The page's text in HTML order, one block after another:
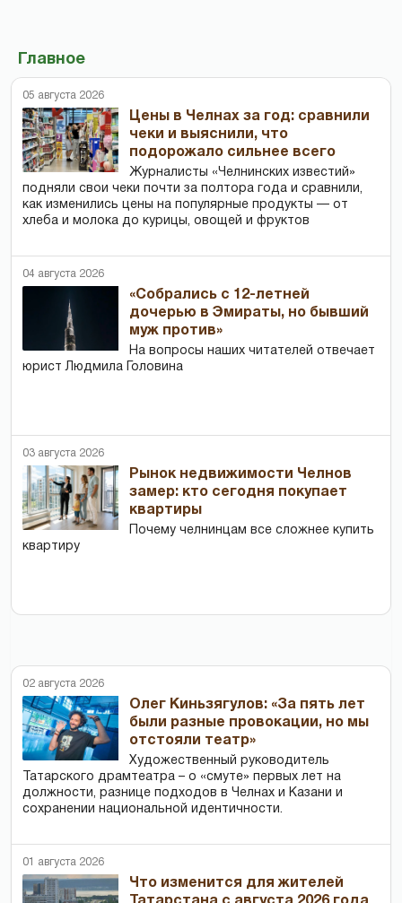
Главное
05 августа 2026
Цены в Челнах за год: сравнили
чеки и выяснили, что
подорожало сильнее всего
Журналисты «Челнинских известий»
подняли свои чеки почти за полтора года и сравнили,
как изменились цены на популярные продукты — от
хлеба и молока до курицы, овощей и фруктов
04 августа 2026
«Собрались с 12-летней
дочерью в Эмираты, но бывший
муж против»
На вопросы наших читателей отвечает
юрист Людмила Головина
03 августа 2026
Рынок недвижимости Челнов
замер: кто сегодня покупает
квартиры
Почему челнинцам все сложнее купить
квартиру
02 августа 2026
Олег Киньзягулов: «За пять лет
были разные провокации, но мы
отстояли театр»
Художественный руководитель
Татарского драмтеатра – о «смуте» первых лет на
должности, разнице подходов в Челнах и Казани и
сохранении национальной идентичности.
01 августа 2026
Что изменится для жителей